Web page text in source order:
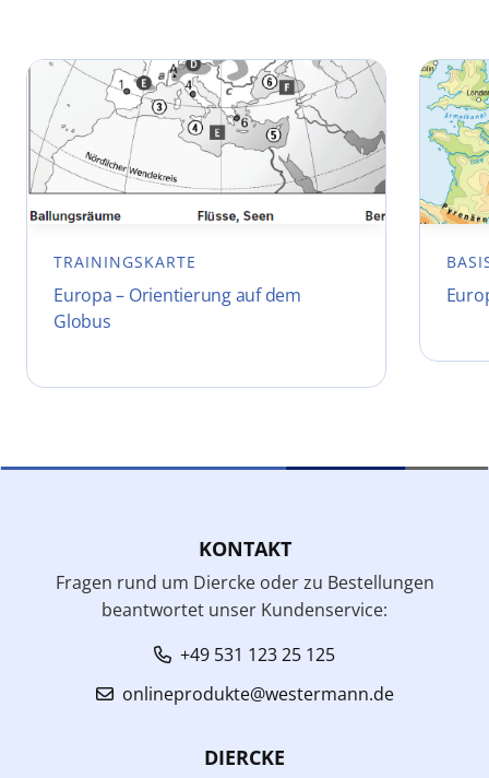
TRAININGSKARTE
Europa – Orientierung auf dem
Globus
KONTAKT
Fragen rund um Diercke oder zu Bestellungen
beantwortet unser Kundenservice:
+49 531 123 25 125
onlineprodukte@westermann.de
DIERCKE